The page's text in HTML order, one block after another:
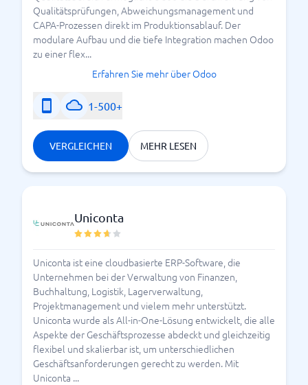
kleine Unternehmen
Für viele kleine Unternehmen
einfache Bedienung im Mittelpunkt. Eine gute
funktionieren und typische
mit wenigen Klicks erledigen.
Dazu gehören unter anderem:
Erstellung vonAngeboten
automatische Zuordnung von Einnahmen und
Ausgaben
Unterstützung derUmsatzsteuer Voranmeldung
Export vonSteuerdaten
Gerade bei wachsender Unternehmensgröße wird
eine skalierbare
Qualitätsprüfungen, Abweichungsmanagement und
CAPA-Prozessen direkt im Produktionsablauf. Der
modulare Aufbau und die tiefe Integration machen Odoo
zu einer flex...
Erfahren Sie mehr über Odoo
1-500+
VERGLEICHEN MEHR LESEN
Uniconta
Uniconta ist eine cloudbasierte ERP-Software, die
Unternehmen bei der Verwaltung von Finanzen,
Buchhaltung, Logistik, Lagerverwaltung,
Projektmanagement und vielem mehr unterstützt.
Uniconta wurde als All-in-One-Lösung entwickelt, die alle
Aspekte der Geschäftsprozesse abdeckt und gleichzeitig
flexibel und skalierbar ist, um unterschiedlichen
Geschäftsanforderungen gerecht zu werden. Mit
Uniconta ...